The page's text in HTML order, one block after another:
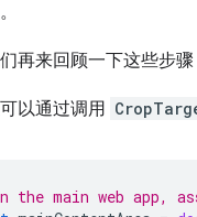
再来回顾一下这些步骤
以通过调用
main web app,